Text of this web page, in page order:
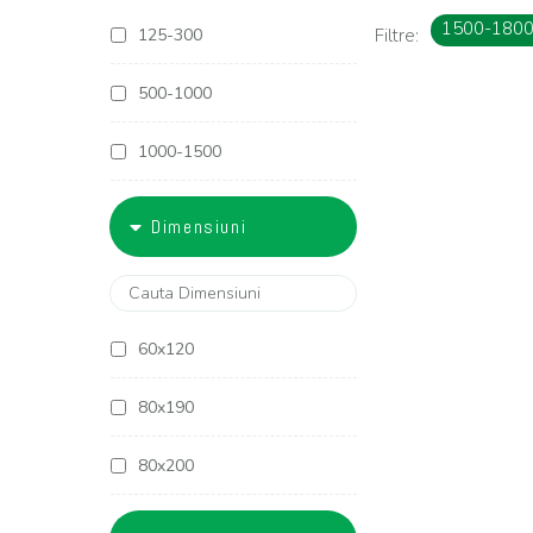
125-300
500-1000
1000-1500
2500-3000
3000-4000
4000-5000
Dimensiuni
60x120
80x190
80x200
Filtre: 1500-1800